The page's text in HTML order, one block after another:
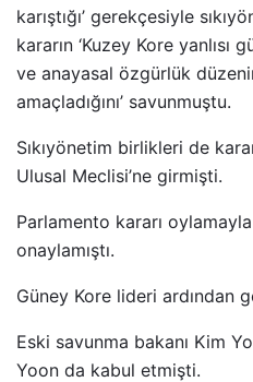
karıştığı’ gerekçesiyle
kararın ‘Kuzey Kore yanlısı
ve anayasal özgürlük
amaçladığını’ savunmuştu.
Sıkıyönetim birlikleri de
Ulusal Meclisi’ne girmişti.
Parlamento kararı
onaylamıştı.
Güney Kore lideri ardından
Eski savunma bakanı Kim
Yoon da kabul etmişti.